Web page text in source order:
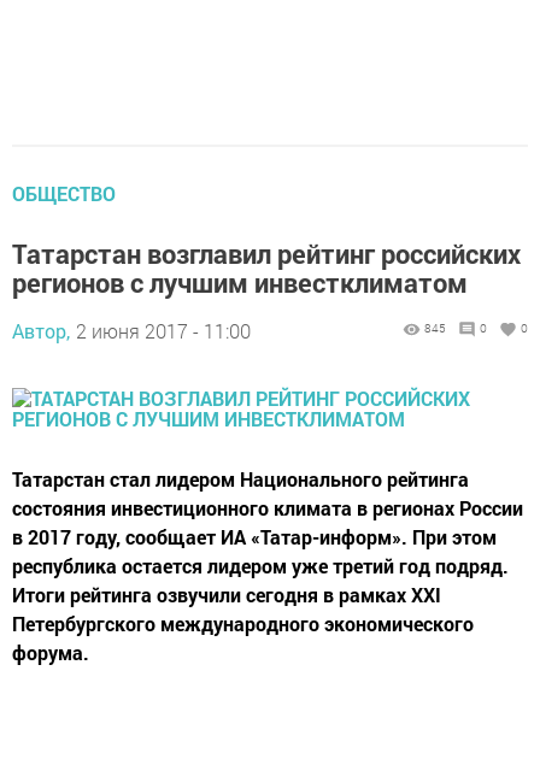
ОБЩЕСТВО
Татарстан возглавил рейтинг российских
регионов с лучшим инвестклиматом
Автор, 2 июня 2017 - 11:00 845 0 0
Татарстан стал лидером Национального рейтинга
состояния инвестиционного климата в регионах России
в 2017 году, сообщает ИА «Татар-информ». При этом
республика остается лидером уже третий год подряд.
Итоги рейтинга озвучили сегодня в рамках XXI
Петербургского международного экономического
форума.